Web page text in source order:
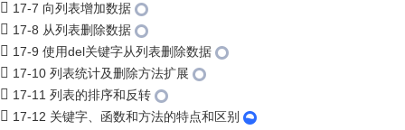
17-7 向列表增加数据
17-8 从列表删除数据
17-9 使用del关键字从列表删除数据
17-10 列表统计及删除方法扩展
17-11 列表的排序和反转
17-12 关键字、函数和方法的特点和区别